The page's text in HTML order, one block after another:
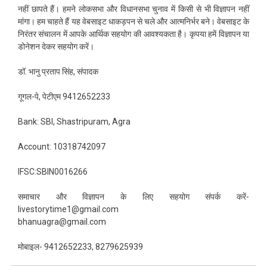
नहीं छापते हैं। हमने लोकसभा और विधानसभा चुनाव में किसी से भी विज्ञापन नहीं
मांगा। हम चाहते हैं यह वेबसाइट धाकड़पन से चले और आत्मनिर्भर बने। वेबसाइट के
निरंतर संचालन में आपके आर्थिक सहयोग की आवश्यकता है। कृपया हमें विज्ञापन या
डोनेशन देकर सहयोग करें।
डॉ. भानु प्रताप सिंह, संपादक
गूगल-पे, पेटीएम 9412652233
Bank: SBI, Shastripuram, Agra
Account: 10318742097
IFSC:SBIN0016266
समाचार और विज्ञापन के लिए सहयोग संपर्क करें-
livestorytime1@gmail.com
bhanuagra@gmail.com
मोबाइल- 9412652233, 8279625939